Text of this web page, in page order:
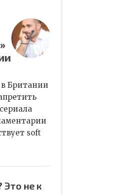
в Британии
soft
не к